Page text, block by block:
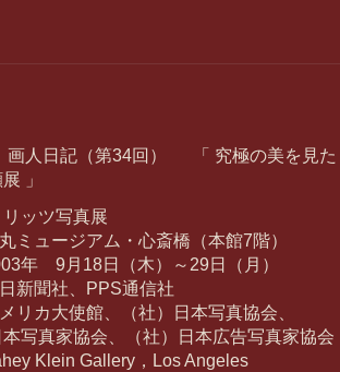
人日記（第34回） 「 究極の美を見た
」
ッツ写真展
ミュージアム・心斎橋（本館7階）
年 9月18日（木）～29日（月）
新聞社、PPS通信社
リカ大使館、（社）日本写真協会、
本写真家協会、（社）日本広告写真家協会
Klein Gallery，Los Angeles